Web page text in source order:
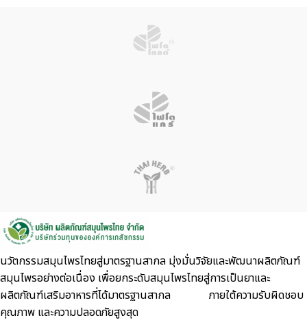
นวัตกรรมสมุนไพรไทยสู่มาตรฐานสากล มุ่งมั่นวิจัยและพัฒนาผลิตภัณฑ์
สมุนไพรอย่างต่อเนื่อง เพื่อยกระดับสมุนไพรไทยสู่การเป็นยาและ
ผลิตภัณฑ์เสริมอาหารที่ได้มาตรฐานสากล ภายใต้ความรับผิดชอบ
คุณภาพ และความปลอดภัยสูงสุด